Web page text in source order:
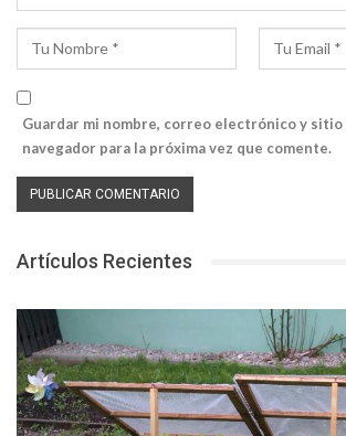
Guardar mi nombre, correo electrónico y sitio
navegador para la próxima vez que comente.
Artículos Recientes